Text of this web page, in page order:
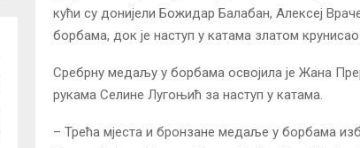
кући су донијели Божидар Балабан, Алексеј
борбама, док је наступ у катама златом
Сребрну медаљу у борбама освојила је Жана
рукама Селине Лугоњић за наступ у катама.
– Трећа мјеста и бронзане медаље у борбама